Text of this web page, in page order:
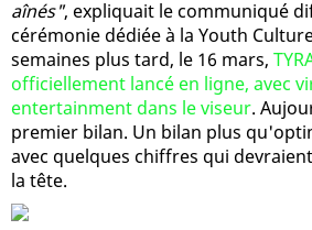
aînés", expliquait le communiqué
cérémonie dédiée à la Youth
semaines plus tard, le 16 mars,
officiellement lancé en ligne, avec
entertainment dans le viseur.
premier bilan. Un bilan plus
avec quelques chiffres qui
la tête.